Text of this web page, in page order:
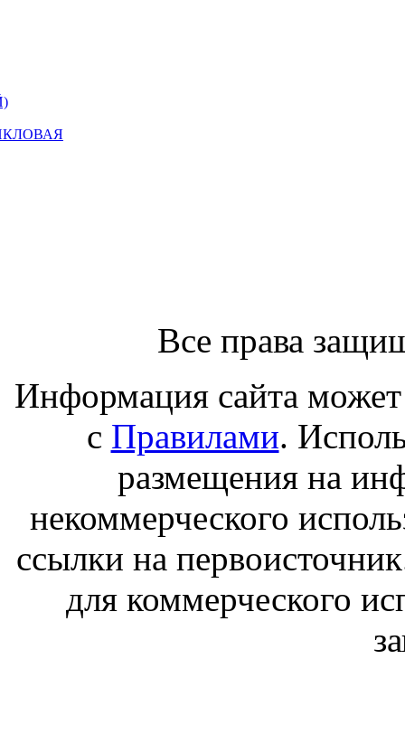
Все права
Информация сайта может
с Правилами.
размещения на
некоммерческого
ссылки на
для коммерческого